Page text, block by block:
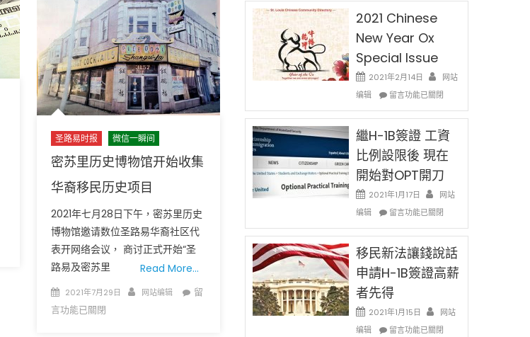
花
齐
放
梦
想
起
飞
蹈
室
2021
汇
报
出〉
圣路易时报 微信一瞬间
密苏里历史博物馆开始收集
华裔移民历史项目
2021年七月28日下午，密苏里历史
博物馆邀请数位圣路易华裔社区代
表开网络会议， 商讨正式开始“圣
路易及密苏里
Read More…
Posted
on
2021年7月29日 Author
网站编辑
在
留
言功能已關閉
2021 Chinese
New Year Ox
Special Issue
2021年2月14日
网站
编辑
在
Chinese
New
Year
Ox
Special
中
留言功能已關閉
繼H-1B簽證 工資
比例設限後 現在
開始對OPT開刀
2021年1月17日
网站
编辑
在
H-
1B
簽
證
工
比
例
留言功能已關閉
移民新法讓錢說話
申請H-1B簽證高薪
者先得
2021年1月15日
网站
编辑
在
留言功能已關閉